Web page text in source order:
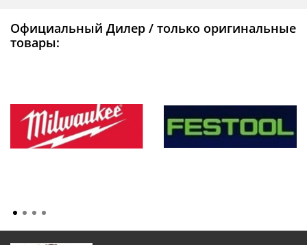
Официальный Дилер / только оригинальные
товары: